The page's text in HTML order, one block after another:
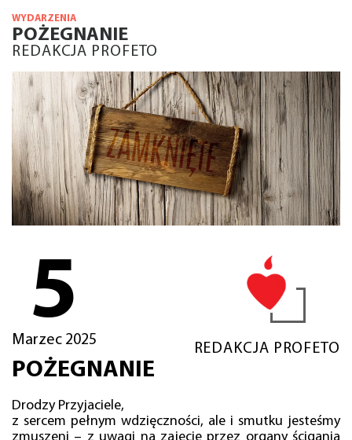
WYDARZENIA
POŻEGNANIE
REDAKCJA PROFETO
5
Marzec 2025
REDAKCJA PROFETO
POŻEGNANIE
Drodzy Przyjaciele,
z sercem pełnym wdzięczności, ale i smutku jesteśmy